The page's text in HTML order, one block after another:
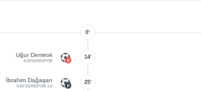
0’
Uğur Demirok
KAYSERİSPOR
14’
İbrahim Dağaşan
KAYSERİSPOR 1-0
25’